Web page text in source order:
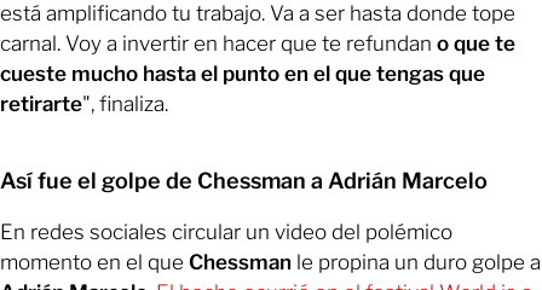
está amplificando tu trabajo. Va a ser hasta donde tope
carnal. Voy a invertir en hacer que te refundan o que te
cueste mucho hasta el punto en el que tengas que
retirarte", finaliza.
Así fue el golpe de Chessman a Adrián Marcelo
En redes sociales circular un video del polémico
momento en el que Chessman le propina un duro golpe a